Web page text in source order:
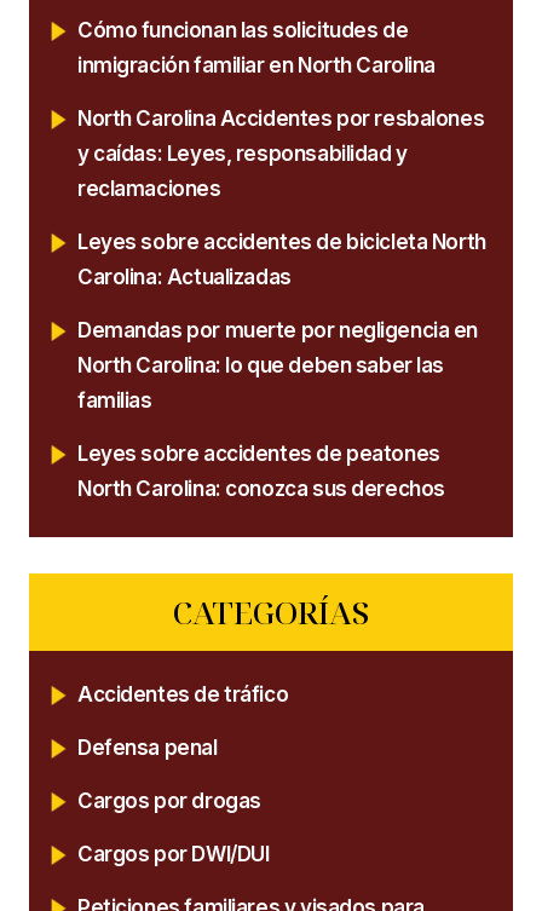
Cómo funcionan las solicitudes de
inmigración familiar en North Carolina
North Carolina Accidentes por resbalones
y caídas: Leyes, responsabilidad y
reclamaciones
Leyes sobre accidentes de bicicleta North
Carolina: Actualizadas
Demandas por muerte por negligencia en
North Carolina: lo que deben saber las
familias
Leyes sobre accidentes de peatones
North Carolina: conozca sus derechos
CATEGORÍAS
Accidentes de tráfico
Defensa penal
Cargos por drogas
Cargos por DWI/DUI